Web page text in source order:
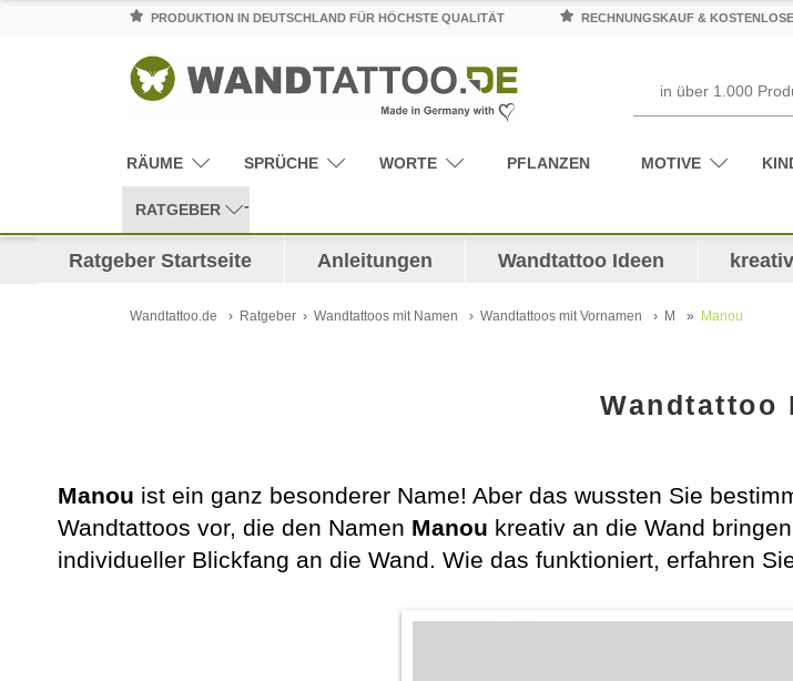
PRODUKTION IN DEUTSCHLAND FÜR HÖCHSTE QUALITÄT RECHNUNGSKAUF &
RÄUME SPRÜCHE WORTE PFLANZEN MOTIVE
RATGEBER
Ratgeber Startseite Anleitungen Wandtattoo Ideen
Wandtattoo.de Ratgeber Wandtattoos mit Namen Wandtattoos mit Vornamen M Manou
Wandtattoo
Manou ist ein ganz besonderer Name! Aber das wussten Sie
Wandtattoos vor, die den Namen Manou kreativ an die Wand
individueller Blickfang an die Wand. Wie das funktioniert, erfahren